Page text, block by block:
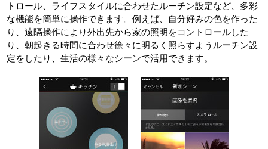
トロール、ライフスタイルに合わせたルーチン設定など、多彩
な機能を簡単に操作できます。例えば、自分好みの色を作った
り、遠隔操作により外出先から家の照明をコントロールした
り、朝起きる時間に合わせ徐々に明るく照らすようルーチン設
定をしたり、生活の様々なシーンで活用できます。